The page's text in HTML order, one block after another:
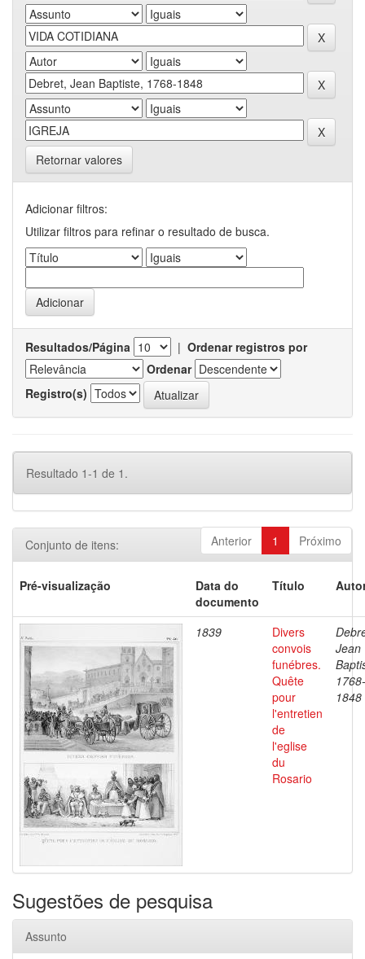
Retornar valores
Adicionar filtros:
Utilizar filtros para refinar o resultado de busca.
Resultados/Página | Ordenar registros por
Ordenar
Registro(s)
Resultado 1-1 de 1.
Anterior 1 Próximo
Conjunto de itens:
Pré-visualização
Data do
documento
Título
1839
Divers
convois
funébres.
Quête
pour
l'entretien
de
l'eglise
du
Rosario
Jean
1768-
1848
Sugestões de pesquisa
Assunto